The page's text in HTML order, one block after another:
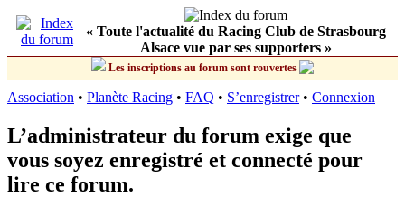
« Toute l'actualité du Racing Club de Strasbourg
Alsace vue par ses supporters »
Les inscriptions au forum sont rouvertes
Association • Planète Racing • FAQ • S’enregistrer• Connexion
L’administrateur du forum exige que
vous soyez enregistré et connecté pour
lire ce forum.